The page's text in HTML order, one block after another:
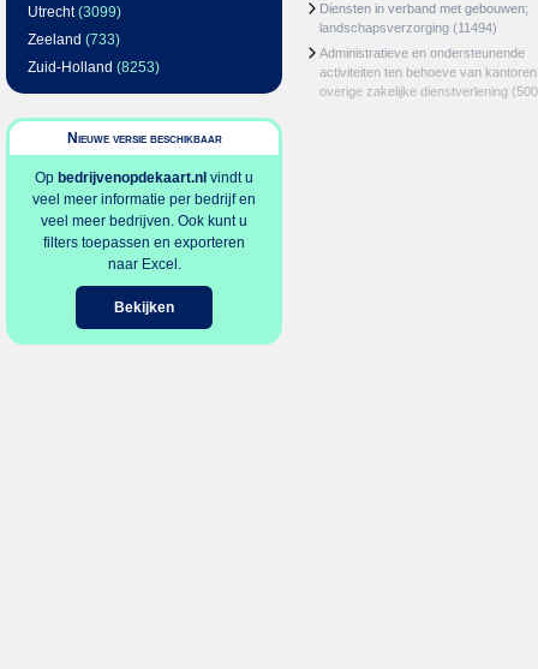
Utrecht(3099)
Zeeland (733)
Zuid-Holland (8253)
Nieuwe versie beschikbaar
Op bedrijvenopdekaart.nl vindt u
veel meer informatie per bedrijf en
veel meer bedrijven. Ook kunt u
filters toepassen en exporteren
naar Excel.
Bekijken
Diensten in verband met gebouwen;
landschapsverzorging (11494)
Administratieve en ondersteunende
activiteiten ten behoeve van
overige zakelijke dienstverlening